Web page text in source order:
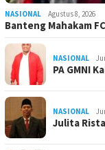
NASIONAL Agustus 8, 2026
Banteng Mahakam
NASIONAL
PA GMNI
NASIONAL
Julita